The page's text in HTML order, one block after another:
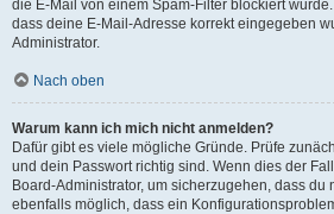
die E-Mail von einem Spam-Filter blockiert
dass deine E-Mail-Adresse korrekt eingegeben
Administrator.
Nach oben
Warum kann ich mich nicht anmelden?
Dafür gibt es viele mögliche Gründe. Prüfe
und dein Passwort richtig sind. Wenn dies der
Board-Administrator, um sicherzugehen, dass du
ebenfalls möglich, dass ein